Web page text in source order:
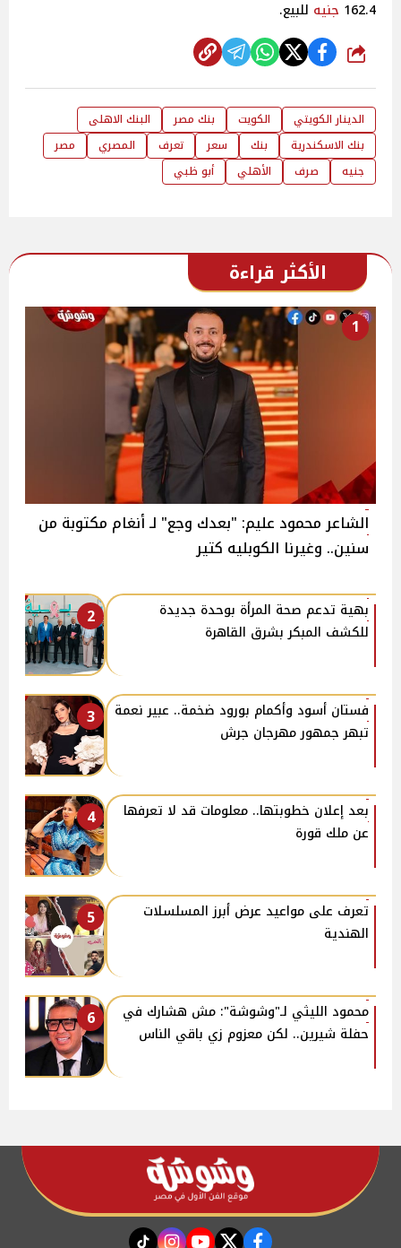
162.4 جنيه للبيع.
شارك
الدينار الكويتي الكويت بنك مصر
البنك الاهلى
بنك الاسكندرية
بنك سعر تعرف المصري
مصر
جنيه
صرف الأهلي أبو ظبي
الأكثر قراءة
1
الشاعر محمود عليم: "بعدك وجع" لـ أنغام مكتوبة من
سنين.. وغيرنا الكوبليه كتير
2
بهية تدعم صحة المرأة بوحدة جديدة
للكشف المبكر بشرق القاهرة
3
فستان أسود وأكمام بورود ضخمة.. عبير نعمة
تبهر جمهور مهرجان جرش
4
بعد إعلان خطوبتها.. معلومات قد لا تعرفها
عن ملك قورة
5
تعرف على مواعيد عرض أبرز المسلسلات
الهندية
6
محمود الليثي لـ"وشوشة": مش هشارك في
حفلة شيرين.. لكن معزوم زي باقي الناس